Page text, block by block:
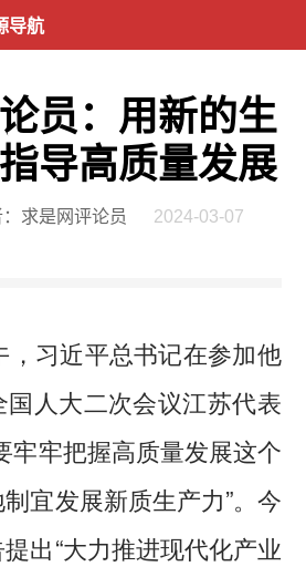
导航
员：用新的生
导高质量发展
求是网评论员
2024-03-07
习近平总书记在参加他
人大二次会议江苏代表
牢牢把握高质量发展这个
宜发展新质生产力”。今
出“大力推进现代化产业